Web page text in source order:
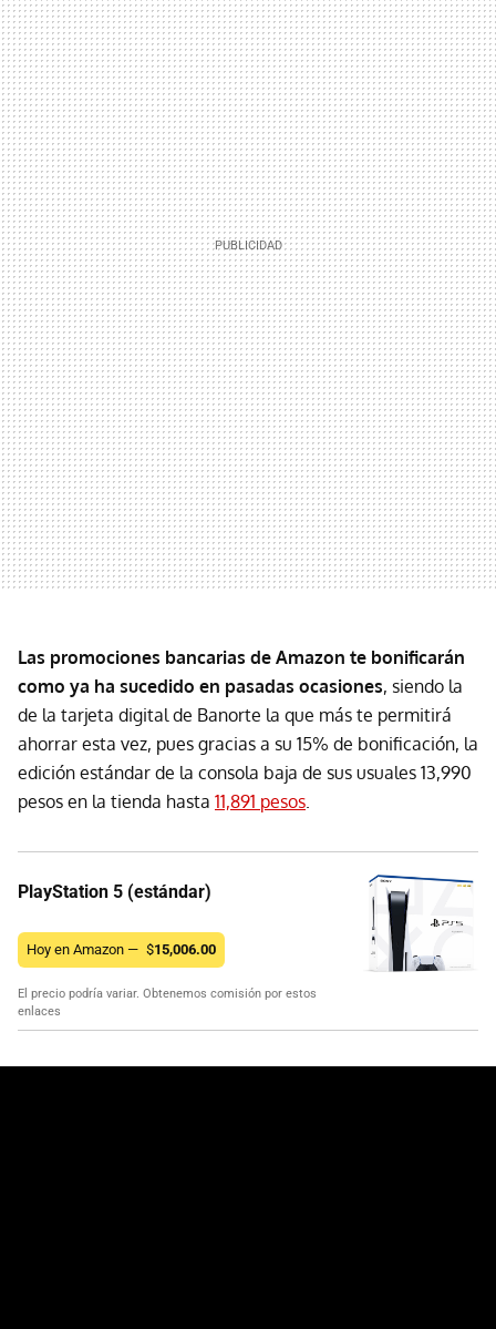
Las promociones bancarias de Amazon te bonificarán
como ya ha sucedido en pasadas ocasiones, siendo la
de la tarjeta digital de Banorte la que más te permitirá
ahorrar esta vez, pues gracias a su 15% de bonificación, la
edición estándar de la consola baja de sus usuales 13,990
pesos en la tienda hasta 11,891 pesos
PlayStation 5 (estándar)
Hoy en Amazon — $15,006.00
El precio podría variar. Obtenemos comisión por estos
enlaces